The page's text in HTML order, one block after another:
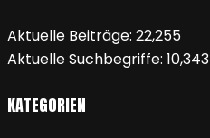
Aktuelle Beiträge: 22,255
Aktuelle Suchbegriffe: 10,343
KATEGORIEN